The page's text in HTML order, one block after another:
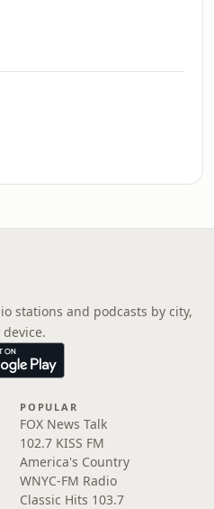
stations and podcasts by city,
POPULAR
FOX News Talk
102.7 KISS FM
America's Country
WNYC-FM Radio
Classic Hits 103.7